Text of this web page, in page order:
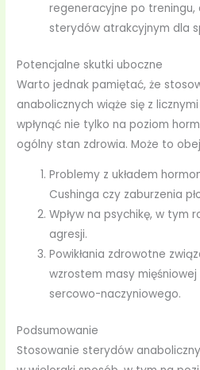
regeneracyjne po treningu,
sterydów atrakcyjnym dla
Potencjalne skutki uboczne
Warto jednak pamiętać, że
anabolicznych wiąże się z
wpłynąć nie tylko na poziom
ogólny stan zdrowia. Może to
Problemy z układem
Cushinga czy zaburzenia
Wpływ na psychikę, w tym
agresji.
Powikłania zdrowotne
wzrostem masy mięśniowej
sercowo-naczyniowego.
Podsumowanie
Stosowanie sterydów